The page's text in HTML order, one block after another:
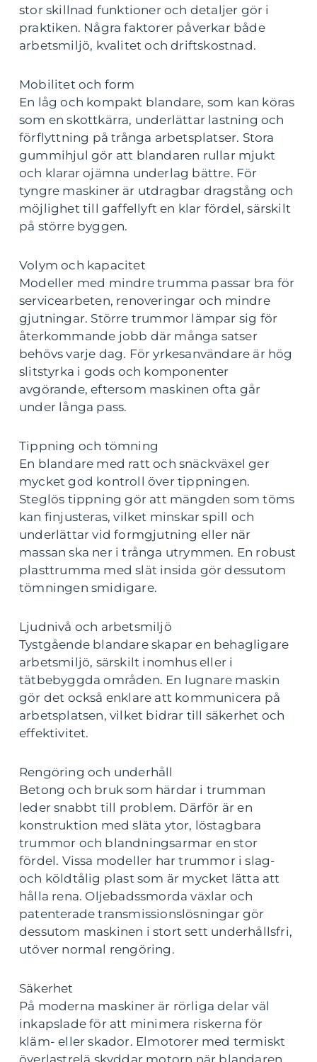
stor skillnad funktioner och detaljer gör i
praktiken. Några faktorer påverkar både
arbetsmiljö, kvalitet och driftskostnad.
Mobilitet och form
En låg och kompakt blandare, som kan köras
som en skottkärra, underlättar lastning och
förflyttning på trånga arbetsplatser. Stora
gummihjul gör att blandaren rullar mjukt
och klarar ojämna underlag bättre. För
tyngre maskiner är utdragbar dragstång och
möjlighet till gaffellyft en klar fördel, särskilt
på större byggen.
Volym och kapacitet
Modeller med mindre trumma passar bra för
servicearbeten, renoveringar och mindre
gjutningar. Större trummor lämpar sig för
återkommande jobb där många satser
behövs varje dag. För yrkesanvändare är hög
slitstyrka i gods och komponenter
avgörande, eftersom maskinen ofta går
under långa pass.
Tippning och tömning
En blandare med ratt och snäckväxel ger
mycket god kontroll över tippningen.
Steglös tippning gör att mängden som töms
kan finjusteras, vilket minskar spill och
underlättar vid formgjutning eller när
massan ska ner i trånga utrymmen. En robust
plasttrumma med slät insida gör dessutom
tömningen smidigare.
Ljudnivå och arbetsmiljö
Tystgående blandare skapar en behagligare
arbetsmiljö, särskilt inomhus eller i
tätbebyggda områden. En lugnare maskin
gör det också enklare att kommunicera på
arbetsplatsen, vilket bidrar till säkerhet och
effektivitet.
Rengöring och underhåll
Betong och bruk som härdar i trumman
leder snabbt till problem. Därför är en
konstruktion med släta ytor, löstagbara
trummor och blandningsarmar en stor
fördel. Vissa modeller har trummor i slag-
och köldtålig plast som är mycket lätta att
hålla rena. Oljebadssmorda växlar och
patenterade transmissionslösningar gör
dessutom maskinen i stort sett underhållsfri,
utöver normal rengöring.
Säkerhet
På moderna maskiner är rörliga delar väl
inkapslade för att minimera riskerna för
kläm- eller skador. Elmotorer med termiskt
överlastrelä skyddar motorn när blandaren